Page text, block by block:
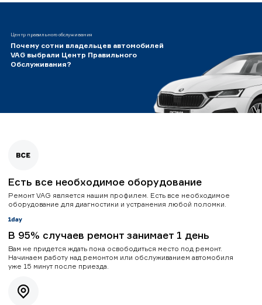
Центр правильного обслуживания
Почему сотни владельцев автомобилей
VAG выбрали Центр Правильного
Обслуживания?
Есть все необходимое оборудование
Ремонт VAG является нашим профилем. Есть все необходимое
оборудование для диагностики и устранения любой поломки.
В 95% случаев ремонт занимает 1 день
Вам не придется ждать пока освободиться место под ремонт.
Начинаем работу над ремонтом или обслуживанием автомобиля
уже 15 минут после приезда.